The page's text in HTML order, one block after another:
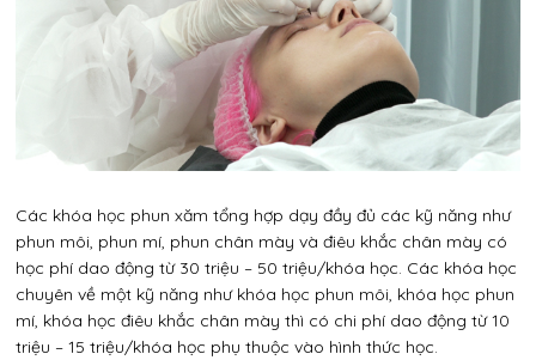
Các khóa học phun xăm tổng hợp dạy đầy đủ các kỹ năng như
phun môi, phun mí, phun chân mày và điêu khắc chân mày có
học phí dao động từ 30 triệu – 50 triệu/khóa học. Các khóa học
chuyên về một kỹ năng như khóa học phun môi, khóa học phun
mí, khóa học điêu khắc chân mày thì có chi phí dao động từ 10
triệu – 15 triệu/khóa học phụ thuộc vào hình thức học.